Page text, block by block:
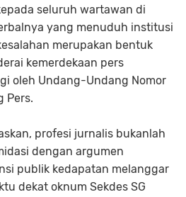
seluruh wartawan di
yang menuduh institusi
merupakan bentuk
kemerdekaan pers
oleh Undang-Undang Nomor
Pers.
profesi jurnalis bukanlah
dengan argumen
publik kedapatan melanggar
dekat oknum Sekdes SG